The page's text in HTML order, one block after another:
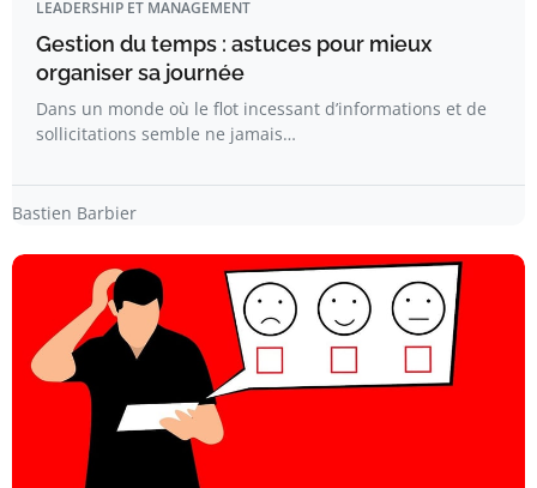
LEADERSHIP ET MANAGEMENT
Gestion du temps : astuces pour mieux
organiser sa journée
Dans un monde où le flot incessant d’informations et de
sollicitations semble ne jamais…
Bastien Barbier